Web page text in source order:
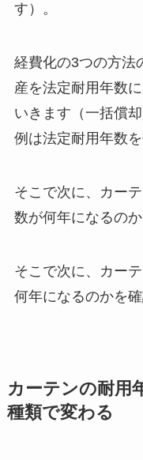
す）。
経費化の3つの方法
産を法定耐用年数
いきます（一括償
例は法定耐用年数を
そこで次に、カー
数が何年になるのか
そこで次に、カー
何年になるのかを確
カーテンの耐用
種類で変わる